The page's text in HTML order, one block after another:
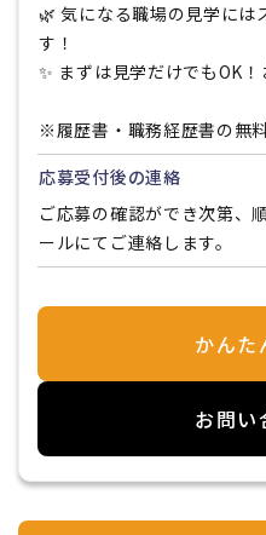
🌿 気になる職場の見学には
す！
✨ まずは見学だけでもOK！
※履歴書・職務経歴書の無
応募受付後の連絡
ご応募の確認ができ次第、
ールにてご連絡します。
かんた
お問い